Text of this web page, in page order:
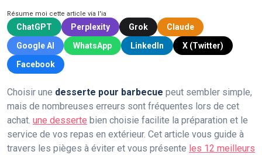
Résume moi cette article via l'ia
ChatGPT Perplexity Grok
Claude
Google AI
WhatsApp LinkedIn
X (Twitter)
Facebook
Choisir une desserte pour barbecue peut sembler simple,
mais de nombreuses erreurs sont fréquentes lors de cet
achat. une desserte bien choisie facilite la préparation et le
service de vos repas en extérieur. Cet article vous guide à
travers les pièges à éviter et vous présente les 12 meilleurs